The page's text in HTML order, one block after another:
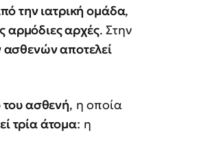
την ιατρική ομάδα,
αρμόδιες αρχές. Στην
αποτελεί
ασθενή, η οποία
τρία άτομα: η